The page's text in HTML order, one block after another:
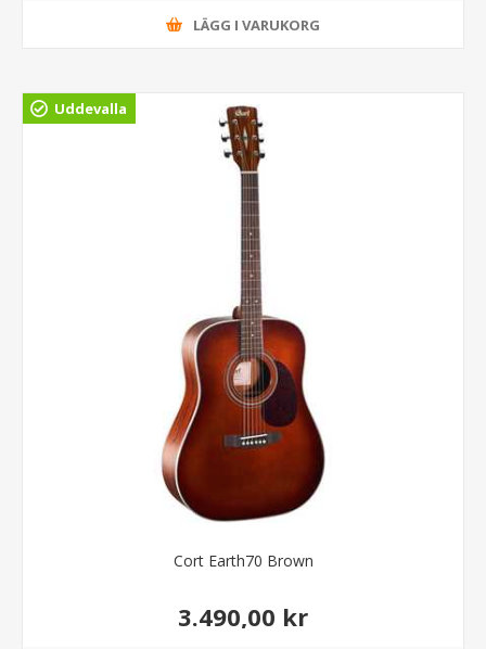
LÄGG I VARUKORG
Uddevalla
Cort Earth70 Brown
3.490,00 kr